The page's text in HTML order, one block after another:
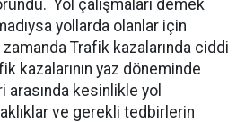
Yol çalışmaları demek
yollarda olanlar için
Trafik kazalarında ciddi
kazalarının yaz döneminde
arasında kesinlikle yol
ve gerekli tedbirlerin